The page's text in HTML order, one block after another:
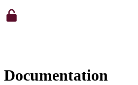
Documentation